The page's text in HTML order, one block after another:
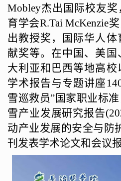
Mobley杰出国际校友
育学会R.Tai McKenzie
出教授奖，国际华人
献奖等。在中国、美
大利亚和巴西等地高
学术报告与专题讲座
雪巡救员”国家职业标
雪产业发展研究报告
动产业发展的安全与防
刊发表学术论文和会议